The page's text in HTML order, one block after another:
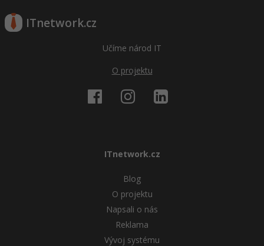
Fórum
ITnetwork.cz
Učíme národ IT
O projektu
ITnetwork.cz
Blog
O projektu
Napsali o nás
Reklama
Vývoj systému